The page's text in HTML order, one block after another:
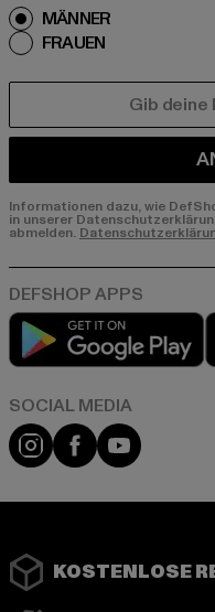
MÄNNER
FRAUEN
Informationen dazu, wie
in unserer
abmelden.
Instagram
FacebookYouTube
KOSTENLOSE